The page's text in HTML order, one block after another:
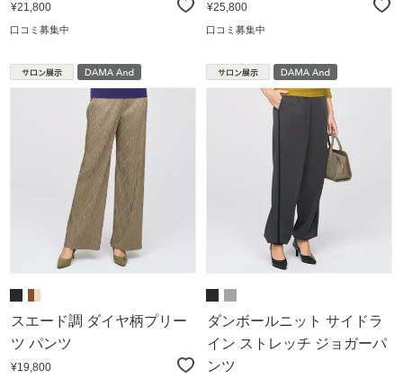
¥21,800
口コミ募集中
¥25,800
口コミ募集中
スエード調 ダイヤ柄プリー
ツ パンツ
¥19,800
ダンボールニット サイドラ
イン ストレッチ ジョガーパ
ンツ